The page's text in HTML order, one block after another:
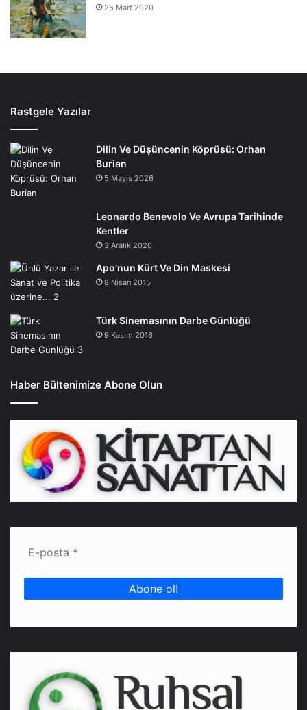
25 Mart 2020
Rastgele Yazılar
Dilin Ve Düşüncenin Köprüsü: Orhan
Burian
5 Mayıs 2026
Leonardo Benevolo Ve Avrupa Tarihinde
Kentler
3 Aralık 2020
Apo’nun Kürt Ve Din Maskesi
8 Nisan 2015
Türk Sinemasının Darbe Günlüğü
9 Kasım 2016
Haber Bültenimize Abone Olun